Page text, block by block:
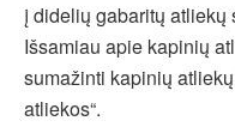
į didelių gabaritų atliekų
Išsamiau apie kapinių
sumažinti kapinių
atliekos“.